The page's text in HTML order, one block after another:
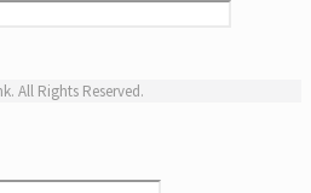
All Rights Reserved.